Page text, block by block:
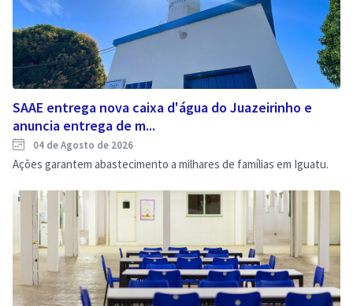
SAAE entrega nova caixa d'água do Juazeirinho e
anuncia entrega de m...
04 de Agosto de 2026
Ações garantem abastecimento a milhares de famílias em Iguatu.